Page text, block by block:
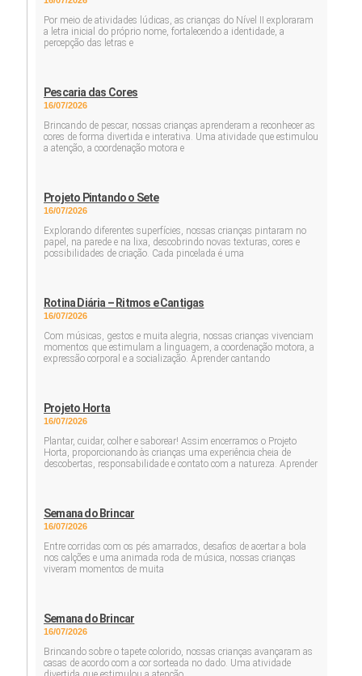
Por meio de atividades lúdicas, as crianças do Nível II exploraram
a letra inicial do próprio nome, fortalecendo a identidade, a
percepção das letras e
Pescaria das Cores
16/07/2026
Brincando de pescar, nossas crianças aprenderam a reconhecer as
cores de forma divertida e interativa. Uma atividade que estimulou
a atenção, a coordenação motora e
Projeto Pintando o Sete
16/07/2026
Explorando diferentes superfícies, nossas crianças pintaram no
papel, na parede e na lixa, descobrindo novas texturas, cores e
possibilidades de criação. Cada pincelada é uma
Rotina Diária – Ritmos e Cantigas
16/07/2026
Com músicas, gestos e muita alegria, nossas crianças vivenciam
momentos que estimulam a linguagem, a coordenação motora, a
expressão corporal e a socialização. Aprender cantando
Projeto Horta
16/07/2026
Plantar, cuidar, colher e saborear! Assim encerramos o Projeto
Horta, proporcionando às crianças uma experiência cheia de
descobertas, responsabilidade e contato com a natureza. Aprender
Semana do Brincar
16/07/2026
Entre corridas com os pés amarrados, desafios de acertar a bola
nos calções e uma animada roda de música, nossas crianças
viveram momentos de muita
Semana do Brincar
16/07/2026
Brincando sobre o tapete colorido, nossas crianças avançaram as
casas de acordo com a cor sorteada no dado. Uma atividade